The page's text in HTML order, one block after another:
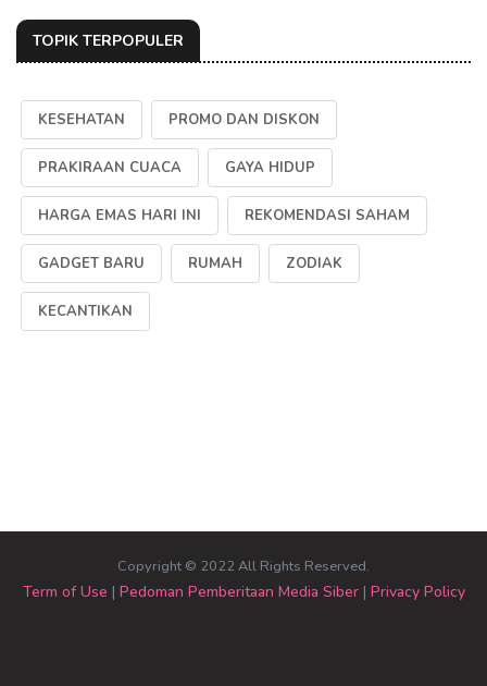
TOPIK TERPOPULER
KESEHATAN PROMO DAN DISKON
PRAKIRAAN CUACA GAYA HIDUP
HARGA EMAS HARI INI REKOMENDASI SAHAM
GADGET BARU RUMAH ZODIAK
KECANTIKAN
Copyright © 2022 All Rights Reserved.
Term of Use | Pedoman Pemberitaan Media Siber| Privacy Policy